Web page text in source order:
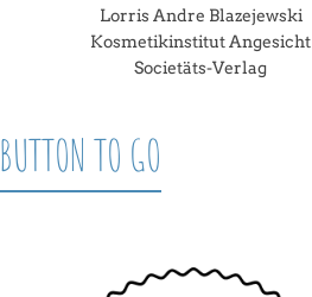
Lorris Andre Blazejewski
Kosmetikinstitut Angesicht
Societäts-Verlag
BUTTON TO GO